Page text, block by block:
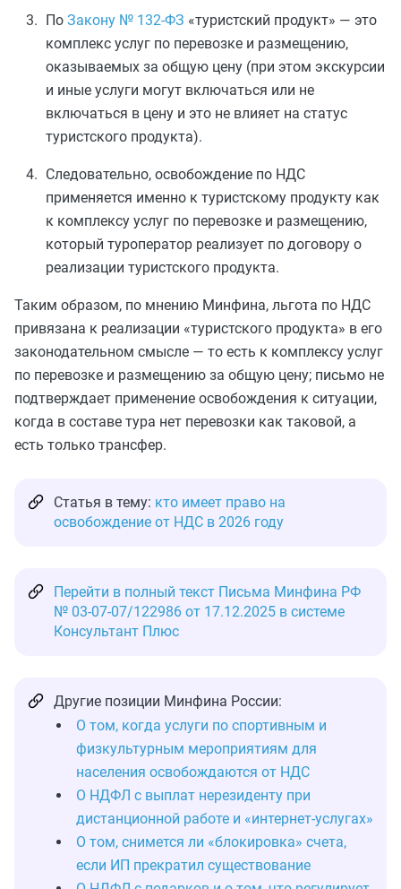
По Закону № 132-ФЗ «туристский продукт» — это
комплекс услуг по перевозке и размещению,
оказываемых за общую цену (при этом экскурсии
и иные услуги могут включаться или не
включаться в цену и это не влияет на статус
туристского продукта).
Следовательно, освобождение по НДС
применяется именно к туристскому продукту как
к комплексу услуг по перевозке и размещению,
который туроператор реализует по договору о
реализации туристского продукта.
Таким образом, по мнению Минфина, льгота по НДС
привязана к реализации «туристского продукта» в его
законодательном смысле — то есть к комплексу услуг
по перевозке и размещению за общую цену; письмо не
подтверждает применение освобождения к ситуации,
когда в составе тура нет перевозки как таковой, а
есть только трансфер.
Статья в тему: кто имеет право на
освобождение от НДС в 2026 году
Перейти в полный текст Письма Минфина РФ
№ 03-07-07/122986 от 17.12.2025 в системе
Консультант Плюс
Другие позиции Минфина России:
О том, когда услуги по спортивным и
физкультурным мероприятиям для
населения освобождаются от НДС
О НДФЛ с выплат нерезиденту при
дистанционной работе и «интернет-услугах»
О том, снимется ли «блокировка» счета,
если ИП прекратил существование